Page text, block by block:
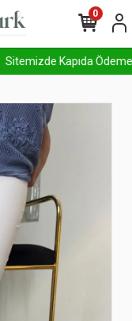
Sitemizde Kapıda Ödeme
0